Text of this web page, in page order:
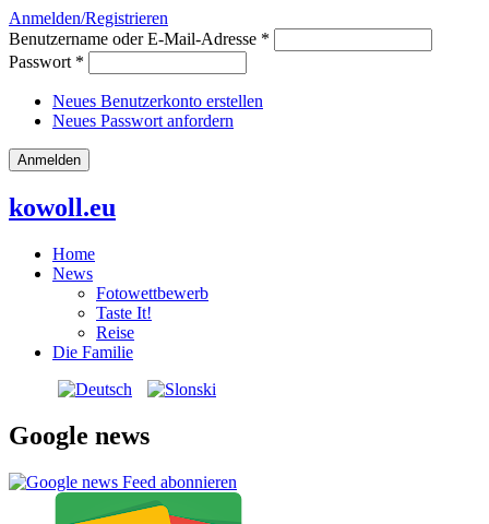
Anmelden/Registrieren
Benutzername oder E-Mail-Adresse *
Passwort *
Neues Benutzerkonto erstellen
Neues Passwort anfordern
kowoll.eu
Home
News
Fotowettbewerb
Taste It!
Reise
Die Familie
Google news